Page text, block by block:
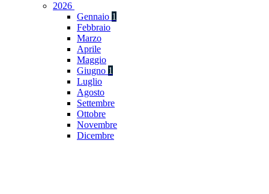
2026
Gennaio 1
Febbraio
Marzo
Aprile
Maggio
Giugno 1
Luglio
Agosto
Settembre
Ottobre
Novembre
Dicembre